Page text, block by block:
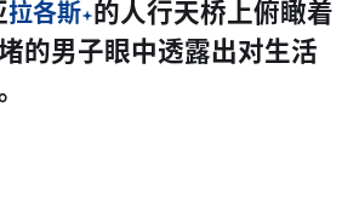
拉各斯 的人行天桥上俯瞰着
的男子眼中透露出对生活